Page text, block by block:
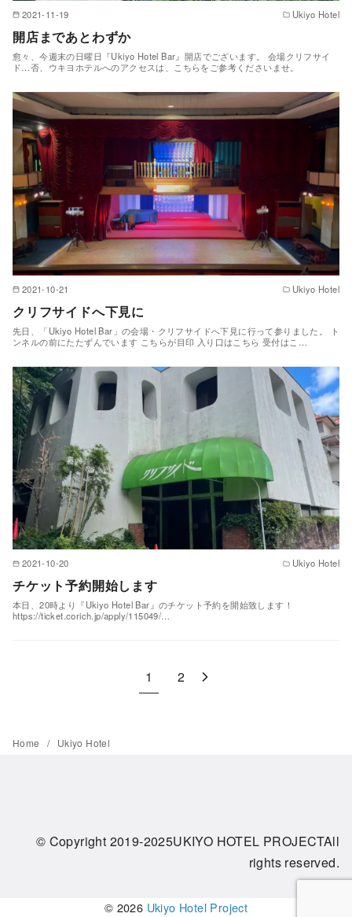
2021-11-19 Ukiyo Hotel
開店まであとわずか
愈々、今週末の日曜日『Ukiyo Hotel Bar』開店でございます。 会場クリフサイ
ド…否、ウキヨホテルへのアクセスは、こちらをご参考くださいませ。
2021-10-21 Ukiyo Hotel
クリフサイドへ下見に
先日、「Ukiyo Hotel Bar」の会場・クリフサイドへ下見に行って参りました。 ト
ンネルの前にたたずんでいます こちらが目印 入り口はこちら 受付はこ…
2021-10-20 Ukiyo Hotel
チケット予約開始します
本日、20時より『Ukiyo Hotel Bar』のチケット予約を開始致します！
https://ticket.corich.jp/apply/115049/…
1 2
Home Ukiyo Hotel
© Copyright 2019-2025UKIYO HOTEL PROJECTAll
rights reserved.
© 2026 Ukiyo Hotel Project